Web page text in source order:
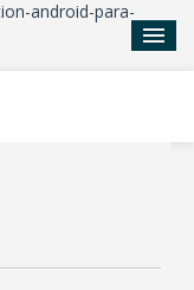
android-para-